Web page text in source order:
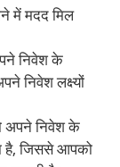
में मदद मिल
निवेश के
निवेश लक्ष्यों
निवेश के
है, जिससे आपको